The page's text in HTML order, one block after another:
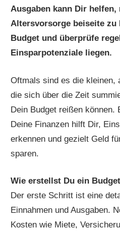
Ausgaben kann Dir
Altersvorsorge beiseite zu
Budget und überprüfe
Einsparpotenziale liegen.
Oftmals sind es die kleinen,
die sich über die Zeit
Dein Budget reißen können.
Deine Finanzen hilft Dir,
erkennen und gezielt Geld
sparen.
Wie erstellst Du ein
Der erste Schritt ist eine
Einnahmen und Ausgaben.
Kosten wie Miete,